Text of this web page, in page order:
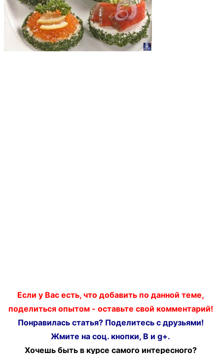
Если у Вас есть, что добавить по данной теме,
поделиться опытом - оставьте свой комментарий!
Понравилась статья? Поделитесь с друзьями!
Жмите на соц. кнопки, В и g+.
Хочешь быть в курсе самого интересного?